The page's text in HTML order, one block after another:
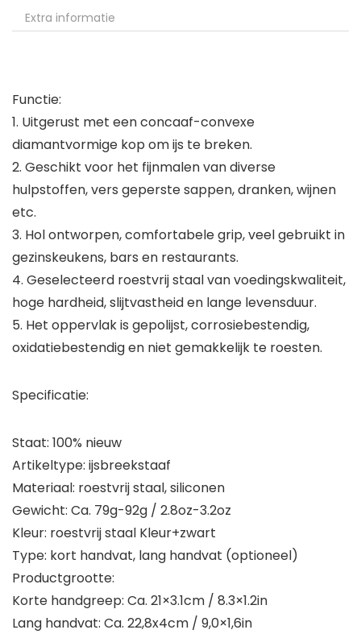
Extra informatie
Functie:
1. Uitgerust met een concaaf-convexe
diamantvormige kop om ijs te breken.
2. Geschikt voor het fijnmalen van diverse
hulpstoffen, vers geperste sappen, dranken, wijnen
etc.
3. Hol ontworpen, comfortabele grip, veel gebruikt in
gezinskeukens, bars en restaurants.
4. Geselecteerd roestvrij staal van voedingskwaliteit,
hoge hardheid, slijtvastheid en lange levensduur.
5. Het oppervlak is gepolijst, corrosiebestendig,
oxidatiebestendig en niet gemakkelijk te roesten.
Specificatie:
Staat: 100% nieuw
Artikeltype: ijsbreekstaaf
Materiaal: roestvrij staal, siliconen
Gewicht: Ca. 79g-92g / 2.8oz-3.2oz
Kleur: roestvrij staal Kleur+zwart
Type: kort handvat, lang handvat (optioneel)
Productgrootte:
Korte handgreep: Ca. 21×3.1cm / 8.3×1.2in
Lang handvat: Ca. 22,8x4cm / 9,0×1,6in